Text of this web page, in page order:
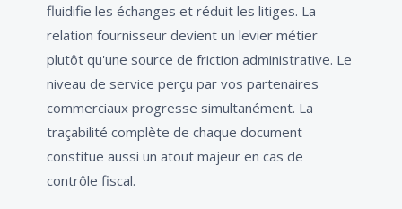
fluidifie les échanges et réduit les litiges. La
relation fournisseur devient un levier métier
plutôt qu'une source de friction administrative. Le
niveau de service perçu par vos partenaires
commerciaux progresse simultanément. La
traçabilité complète de chaque document
constitue aussi un atout majeur en cas de
contrôle fiscal.